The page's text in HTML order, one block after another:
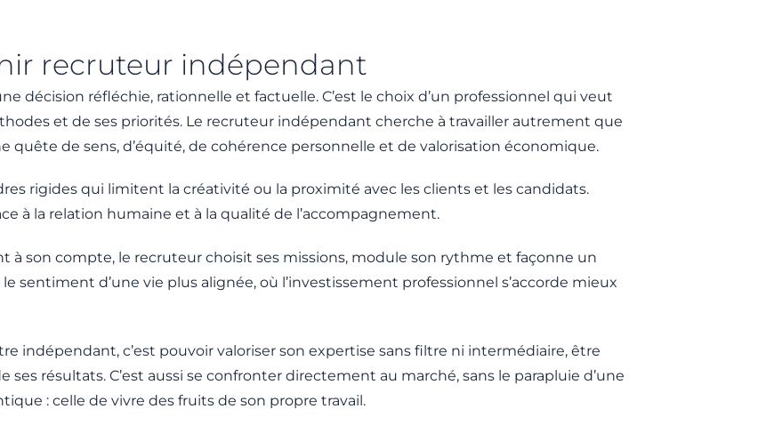
recruteur indépendant
décision réfléchie, rationnelle et factuelle. C’est le choix d’un professionnel qui veut
et de ses priorités. Le recruteur indépendant cherche à travailler autrement que
quête de sens, d’équité, de cohérence personnelle et de valorisation économique.
rigides qui limitent la créativité ou la proximité avec les clients et les candidats.
à la relation humaine et à la qualité de l’accompagnement.
à son compte, le recruteur choisit ses missions, module son rythme et façonne un
sentiment d’une vie plus alignée, où l’investissement professionnel s’accorde mieux
indépendant, c’est pouvoir valoriser son expertise sans filtre ni intermédiaire, être
résultats. C’est aussi se confronter directement au marché, sans le parapluie d’une
: celle de vivre des fruits de son propre travail.